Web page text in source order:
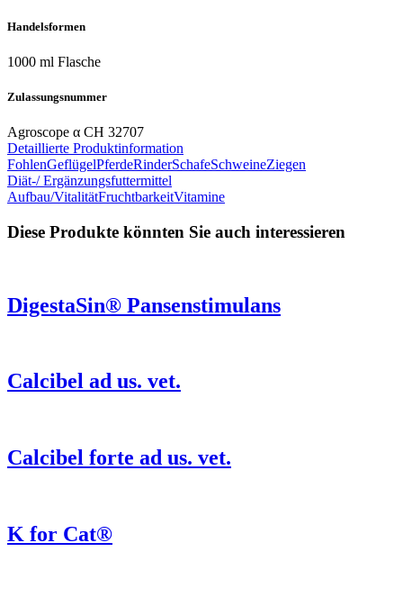
Handelsformen
1000 ml Flasche
Zulassungsnummer
Agroscope α CH 32707
Detaillierte Produktinformation
FohlenGeflügelPferdeRinderSchafeSchweineZiegen
Diät-/ Ergänzungsfuttermittel
Aufbau/VitalitätFruchtbarkeitVitamine
Diese Produkte könnten Sie auch interessieren
DigestaSin® Pansenstimulans
Calcibel ad us. vet.
Calcibel forte ad us. vet.
K for Cat®